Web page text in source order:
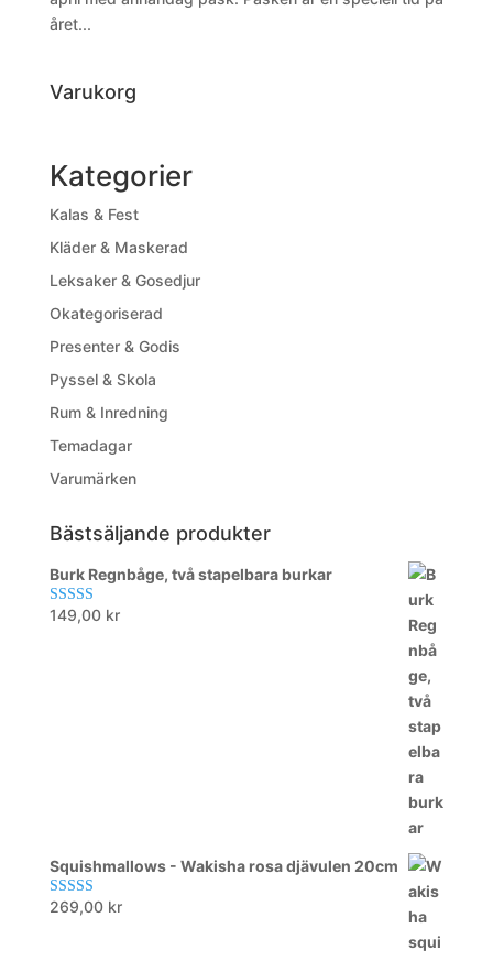
året...
Varukorg
Kategorier
Kalas & Fest
Kläder & Maskerad
Leksaker & Gosedjur
Okategoriserad
Presenter & Godis
Pyssel & Skola
Rum & Inredning
Temadagar
Varumärken
Bästsäljande produkter
Burk Regnbåge, två stapelbara burkar
Betygsatt
149,00 kr
Squishmallows - Wakisha rosa djävulen 20cm
Betygsatt
269,00 kr